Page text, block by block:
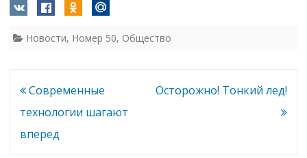
Новости, Номер 50, Общество
Навигация
по
записям
Современные
технологии шагают
вперед
Осторожно! Тонкий лед!